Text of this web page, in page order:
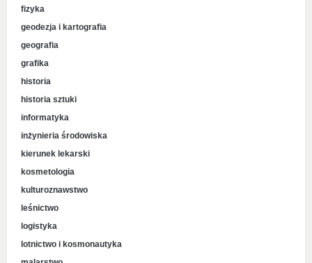
fizyka
geodezja i kartografia
geografia
grafika
historia
historia sztuki
informatyka
inżynieria środowiska
kierunek lekarski
kosmetologia
kulturoznawstwo
leśnictwo
logistyka
lotnictwo i kosmonautyka